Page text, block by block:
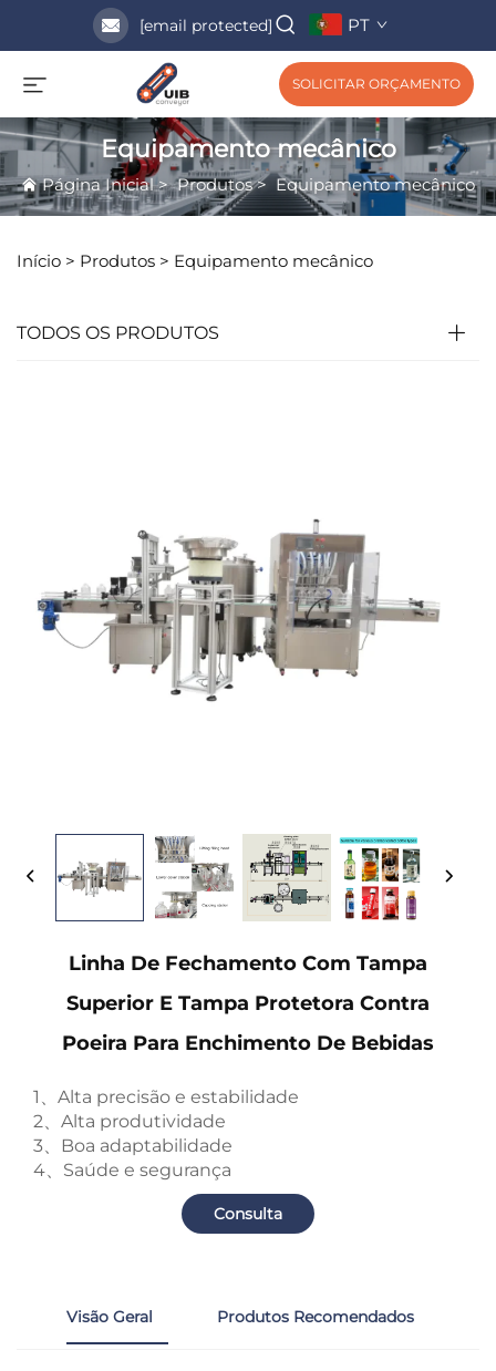
[email protected] PT
SOLICITAR ORÇAMENTO
Equipamento mecânico
Página Inicial>Produtos>Equipamento mecânico
Início > Produtos > Equipamento mecânico
TODOS OS PRODUTOS
Linha De Fechamento Com Tampa
Superior E Tampa Protetora Contra
Poeira Para Enchimento De Bebidas
1、Alta precisão e estabilidade
2、Alta produtividade
3、Boa adaptabilidade
4、Saúde e segurança
Consulta
Visão Geral Produtos Recomendados